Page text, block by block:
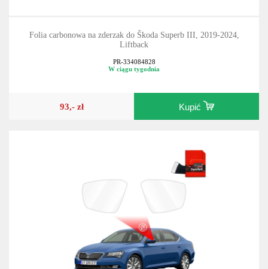
Folia carbonowa na zderzak do Škoda Superb III, 2019-2024,
Liftback
PR-334084828
W ciągu tygodnia
93,- zł Kupić